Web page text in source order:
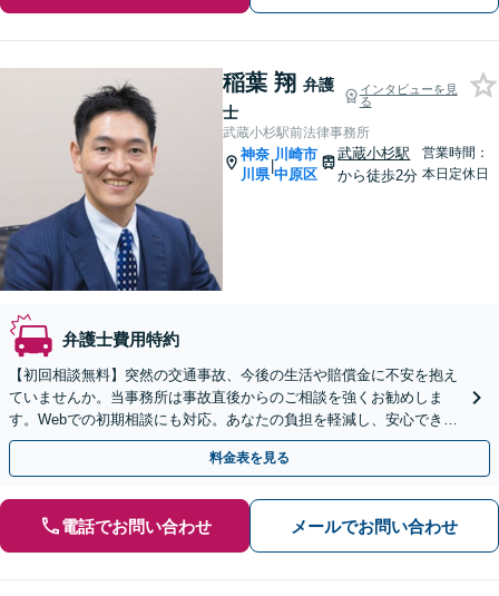
稲葉 翔 弁護
士
インタビューを見
る
武蔵小杉駅前法律事務所
神奈
川県
|
川崎市
中原区
武蔵小杉駅
から徒歩2分
営業時間：
本日定休日
弁護士費用特約
【初回相談無料】突然の交通事故、今後の生活や賠償金に不安を抱え
ていませんか。当事務所は事故直後からのご相談を強くお勧めしま
す。Webでの初期相談にも対応。あなたの負担を軽減し、安心できる
未来へ導きます。【武蔵小杉駅徒歩2分】
料金表を見る
電話でお問い合わせ メールでお問い合わせ